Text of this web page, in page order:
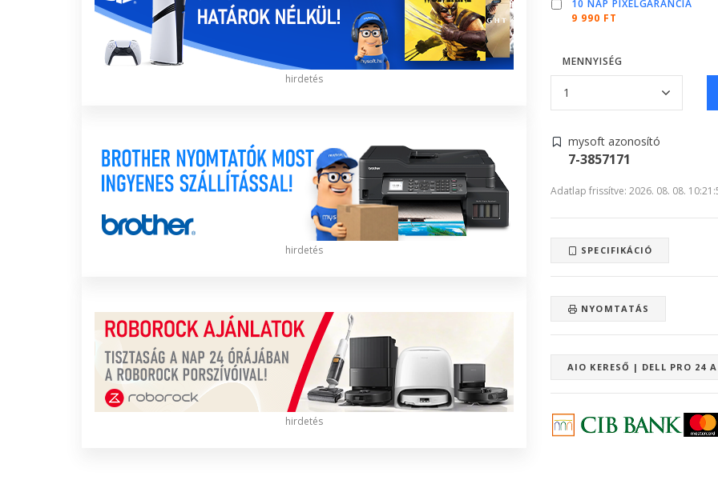
hirdetés
hirdetés
hirdetés
10 NAP PIXELGARANCIA
9 990 FT
MENNYISÉG
mysoft azonosító
7-3857171
Adatlap frissítve: 2026. 08. 08.
SPECIFIKÁCIÓ
NYOMTATÁS
AIO KERESŐ | DELL PRO 24